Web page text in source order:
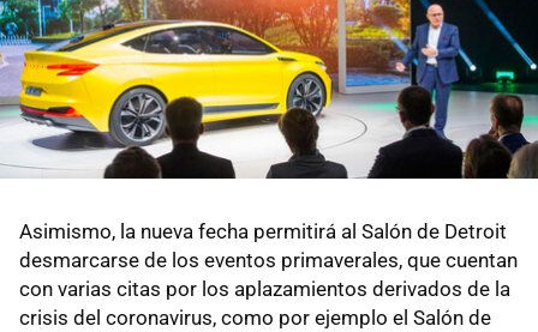
Asimismo, la nueva fecha permitirá al Salón de Detroit
desmarcarse de los eventos primaverales, que cuentan
con varias citas por los aplazamientos derivados de la
crisis del coronavirus, como por ejemplo el Salón de